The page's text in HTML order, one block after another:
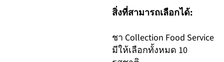
สิ่งที่สามารถเลือกได้:
ชา Collection Food Service
มีให้เลือกทั้งหมด 10